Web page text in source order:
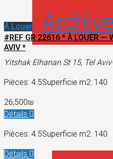
À Louer
#REF GR 22616 * À LOUER —
AVIV *
Yitshak Elhanan St 15, Tel
Pièces: 4.5Superficie m2: 140
26,500₪
Détails
Pièces: 4.5Superficie m2: 140
Détails